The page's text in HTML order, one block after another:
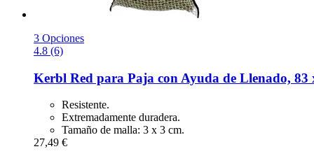
3 Opciones
4.8 (6)
Kerbl Red para Paja con Ayuda de Llenado, 83
Resistente.
Extremadamente duradera.
Tamaño de malla: 3 x 3 cm.
27,49 €